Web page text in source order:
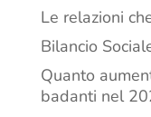
Le relazioni
Bilancio
Quanto
badanti nel